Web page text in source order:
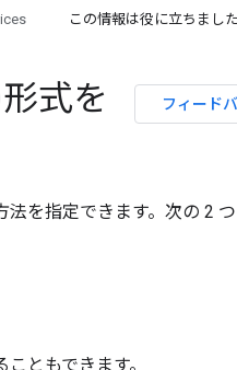
この情報は役に立ちまし
フィード
式を
を指定できます。次の 2
ともできます。